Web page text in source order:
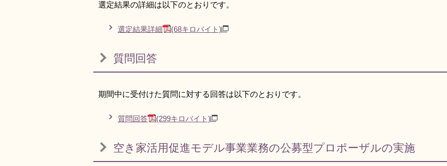
選定結果の詳細は以下のとおりです。
選定結果詳細 (68キロバイト)
質問回答
期間中に受付けた質問に対する回答は以下のとおりです。
質問回答 (299キロバイト)
空き家活用促進モデル事業業務の公募型プロポーザルの実施